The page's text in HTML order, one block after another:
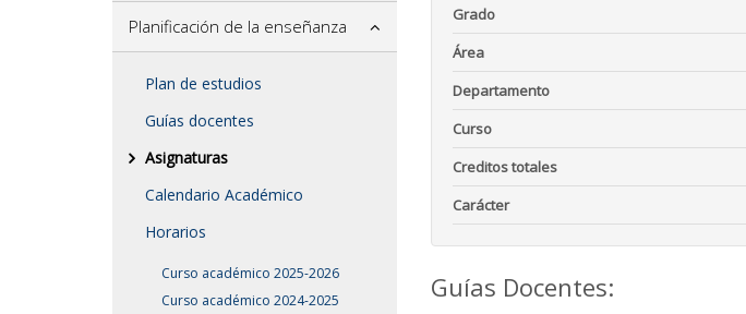
Planificación de la enseñanza
Plan de estudios
Guías docentes
Asignaturas
Calendario Académico
Horarios
Curso académico 2025-2026
Curso académico 2024-2025
Grado
Área
Departamento
Curso
Creditos totales
Carácter
Guías Docentes: